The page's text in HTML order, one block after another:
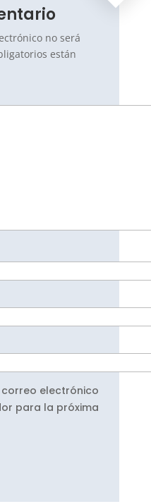
no será
están
electrónico
para la próxima